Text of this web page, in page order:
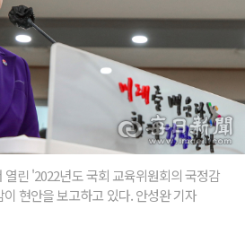
린 '2022년도 국회 교육위원회의 국정감
현안을 보고하고 있다. 안성완 기자